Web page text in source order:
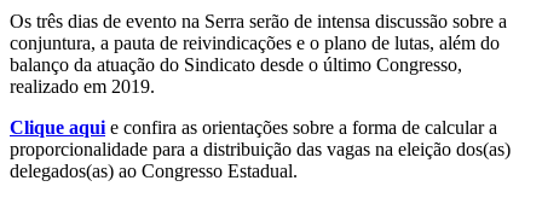
Os três dias de evento na Serra serão de intensa discussão sobre a
conjuntura, a pauta de reivindicações e o plano de lutas, além do
balanço da atuação do Sindicato desde o último Congresso,
realizado em 2019.
Clique aqui e confira as orientações sobre a forma de calcular a
proporcionalidade para a distribuição das vagas na eleição dos(as)
delegados(as) ao Congresso Estadual.